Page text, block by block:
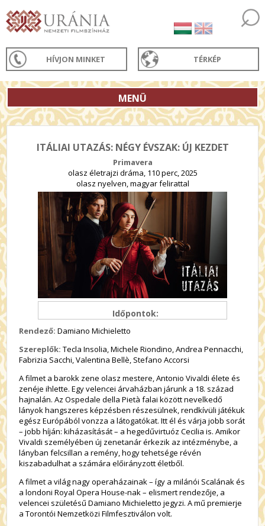
HÍVJON MINKET TÉRKÉP
MENÜ
ITÁLIAI UTAZÁS: NÉGY ÉVSZAK: ÚJ KEZDET
Primavera
olasz életrajzi dráma, 110 perc, 2025
olasz nyelven, magyar felirattal
Időpontok:
Rendező: Damiano Michieletto
Szereplők:Tecla Insolia, Michele Riondino, Andrea Pennacchi,
Fabrizia Sacchi, Valentina Bellè, Stefano Accorsi
A filmet a barokk zene olasz mestere, Antonio Vivaldi élete és
zenéje ihlette. Egy velencei árvaházban járunk a 18. század
hajnalán. Az Ospedale della Pietà falai között nevelkedő
lányok hangszeres képzésben részesülnek, rendkívüli játékuk
egész Európából vonzza a látogatókat. Itt él és várja jobb sorát
– jobb híján: kiházasítását – a hegedűvirtuóz Cecilia is. Amikor
Vivaldi személyében új zenetanár érkezik az intézménybe, a
lányban felcsillan a remény, hogy tehetsége révén
kiszabadulhat a számára előirányzott életből.
A filmet a világ nagy operaházainak – így a milánói Scalának és
a londoni Royal Opera House-nak – elismert rendezője, a
velencei születésű Damiano Michieletto jegyzi. A mű premierje
a Torontói Nemzetközi Filmfesztiválon volt.